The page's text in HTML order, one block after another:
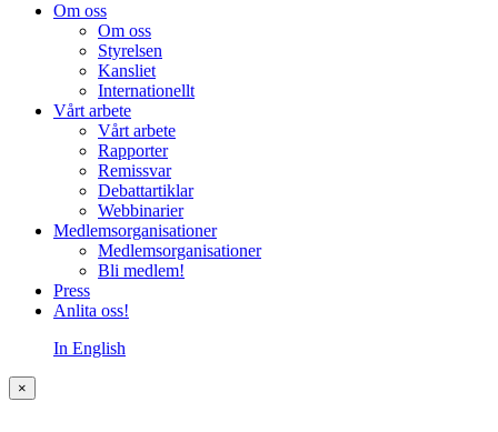
Om oss
Om oss
Styrelsen
Kansliet
Internationellt
Vårt arbete
Vårt arbete
Rapporter
Remissvar
Debattartiklar
Webbinarier
Medlemsorganisationer
Medlemsorganisationer
Bli medlem!
Press
Anlita oss!
In English
×